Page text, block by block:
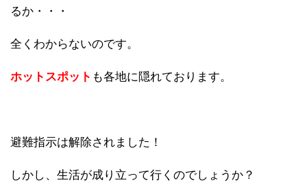
るか・・・
全くわからないのです。
ホットスポット も各地に隠れております。
避難指示は解除されました！
しかし、生活が成り立って行くのでしょうか？